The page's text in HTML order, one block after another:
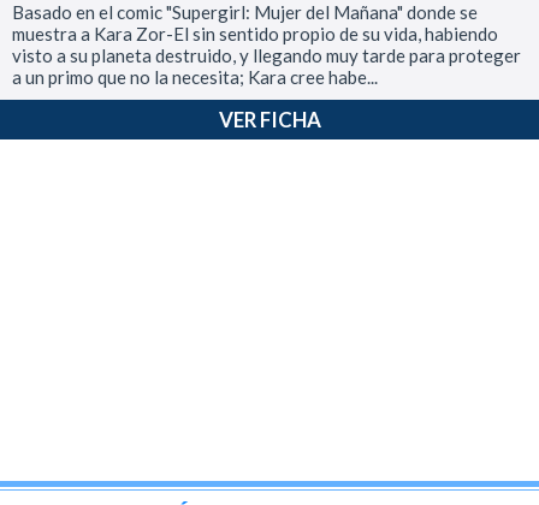
Basado en el comic "Supergirl: Mujer del Mañana" donde se
muestra a Kara Zor-El sin sentido propio de su vida, habiendo
visto a su planeta destruido, y llegando muy tarde para proteger
a un primo que no la necesita; Kara cree habe...
VER FICHA